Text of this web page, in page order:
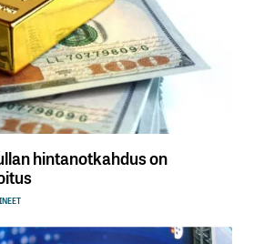
hintanotkahdus on